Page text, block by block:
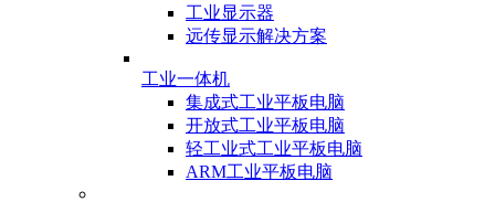
工业显示器
远传显示解决方案
工业一体机
集成式工业平板电脑
开放式工业平板电脑
轻工业式工业平板电脑
ARM工业平板电脑